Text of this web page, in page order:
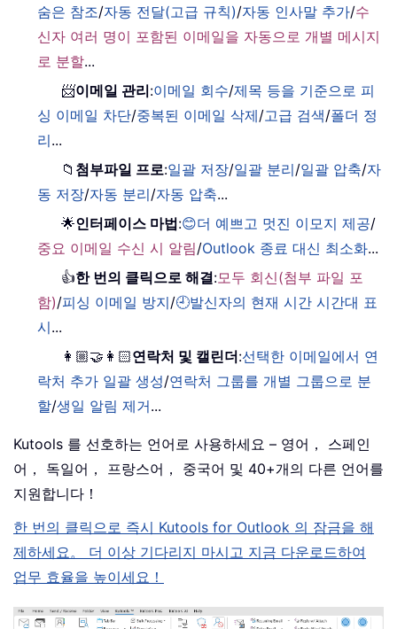
숨은 참조/자동 전달(고급 규칙)/자동 인사말 추가/수
신자 여러 명이 포함된 이메일을 자동으로 개별 메시지
로 분할...
📨이메일 관리:이메일 회수/제목 등을 기준으로 피
싱 이메일 차단/중복된 이메일 삭제/고급 검색/폴더 정
리...
📁 첨부파일 프로:일괄 저장/일괄 분리/일괄 압축/자
동 저장/자동 분리/자동 압축...
🌟인터페이스 마법:😊더 예쁘고 멋진 이모지 제공/
중요 이메일 수신 시 알림/Outlook 종료 대신 최소화...
👍한 번의 클릭으로 해결:모두 회신(첨부 파일 포
함)/피싱 이메일 방지/🕘발신자의 현재 시간 시간대 표
시...
👩🏼‍🤝‍👩🏻연락처 및 캘린더:선택한 이메일에서 연
락처 추가 일괄 생성/연락처 그룹를 개별 그룹으로 분
할/생일 알림 제거...
Kutools 를 선호하는 언어로 사용하세요 – 영어， 스페인
어， 독일어， 프랑스어， 중국어 및 40+개의 다른 언어를
지원합니다！
한 번의 클릭으로 즉시 Kutools for Outlook 의 잠금을 해
제하세요。 더 이상 기다리지 마시고 지금 다운로드하여
업무 효율을 높이세요！